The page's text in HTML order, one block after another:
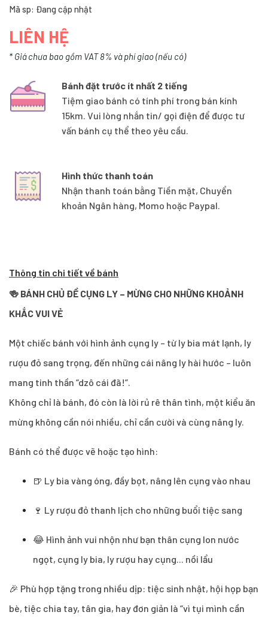
Mã sp: Đang cập nhật
LIÊN HỆ
* Giá chưa bao gồm VAT 8% và phí giao (nếu có)
Bánh đặt trước ít nhất 2 tiếng
Tiệm giao bánh có tính phí trong bán kính
15km. Vui lòng nhắn tin/ gọi điện để được tư
vấn bánh cụ thể theo yêu cầu.
Hình thức thanh toán
Nhận thanh toán bằng Tiền mặt, Chuyển
khoản Ngân hàng, Momo hoặc Paypal.
Thông tin chi tiết về bánh
🍻 BÁNH CHỦ ĐỀ CỤNG LY – MỪNG CHO NHỮNG KHOẢNH
KHẮC VUI VẺ
Một chiếc bánh với hình ảnh cụng ly – từ ly bia mát lạnh, ly
rượu đỏ sang trọng, đến những cái nâng ly hài hước – luôn
mang tinh thần “dzô cái đã!”.
Không chỉ là bánh, đó còn là lời rủ rê thân tình, một kiểu ăn
mừng không cần nói nhiều, chỉ cần cười và cùng nâng ly.
Bánh có thể được vẽ hoặc tạo hình:
🍺 Ly bia vàng óng, đầy bọt, nâng lên cụng vào nhau
🍷 Ly rượu đỏ thanh lịch cho những buổi tiệc sang
😂 Hình ảnh vui nhộn như bạn thân cụng lon nước
ngọt, cụng ly bia, ly rượu hay cụng... nồi lẩu
🎉 Phù hợp tặng trong nhiều dịp: tiệc sinh nhật, hội họp bạn
bè, tiệc chia tay, tân gia, hay đơn giản là “vì tụi mình cần